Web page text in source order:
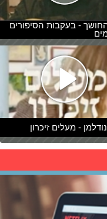
- בעקבות הסיפורים
- מעלים זיכרון